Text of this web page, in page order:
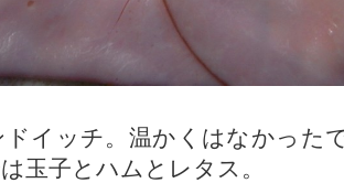
ドイッチ。温かくはなかった
玉子とハムとレタス。